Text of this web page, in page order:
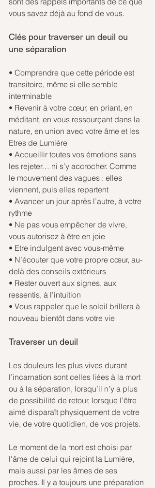
vous savez déjà au fond de vous.
Clés pour traverser un deuil ou
une séparation
• Comprendre que cette période est
transitoire, même si elle semble
interminable
• Revenir à votre cœur, en priant, en
méditant, en vous ressourçant dans la
nature, en union avec votre âme et les
Etres de Lumière
• Accueillir toutes vos émotions sans
les rejeter… ni s’y accrocher. Comme
le mouvement des vagues : elles
viennent, puis elles repartent
• Avancer un jour après l’autre, à votre
rythme
• Ne pas vous empêcher de vivre,
vous autorisez à être en joie
• Etre indulgent avec vous-même
• N’écouter que votre propre cœur, au-
delà des conseils extérieurs
• Rester ouvert aux signes, aux
ressentis, à l’intuition
• Vous rappeler que le soleil brillera à
nouveau bientôt dans votre vie
Traverser un deuil
Les douleurs les plus vives durant
l’incarnation sont celles liées à la mort
ou à la séparation, lorsqu’il n’y a plus
de possibilité de retour, lorsque l’être
aimé disparaît physiquement de votre
vie, de votre quotidien, de vos projets.
Le moment de la mort est choisi par
l'âme de celui qui rejoint la Lumière,
mais aussi par les âmes de ses
proches. Il y a toujours une préparation